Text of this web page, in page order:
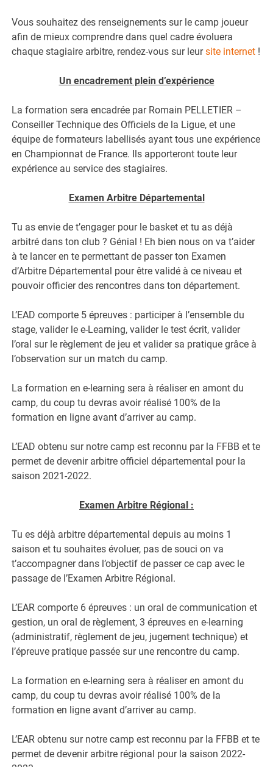
Vous souhaitez des renseignements sur le camp joueur
afin de mieux comprendre dans quel cadre évoluera
chaque stagiaire arbitre, rendez-vous sur leursite internet !
Un encadrement plein d’expérience
La formation sera encadrée par Romain PELLETIER –
Conseiller Technique des Officiels de la Ligue, et une
équipe de formateurs labellisés ayant tous une expérience
en Championnat de France. Ils apporteront toute leur
expérience au service des stagiaires.
Examen Arbitre Départemental
Tu as envie de t’engager pour le basket et tu as déjà
arbitré dans ton club ? Génial ! Eh bien nous on va t’aider
à te lancer en te permettant de passer ton Examen
d’Arbitre Départemental pour être validé à ce niveau et
pouvoir officier des rencontres dans ton département.
L’EAD comporte 5 épreuves : participer à l’ensemble du
stage, valider le e-Learning, valider le test écrit, valider
l’oral sur le règlement de jeu et valider sa pratique grâce à
l’observation sur un match du camp.
La formation en e-learning sera à réaliser en amont du
camp, du coup tu devras avoir réalisé 100% de la
formation en ligne avant d’arriver au camp.
L’EAD obtenu sur notre camp est reconnu par la FFBB et te
permet de devenir arbitre officiel départemental pour la
saison 2021-2022.
Examen Arbitre Régional :
Tu es déjà arbitre départemental depuis au moins 1
saison et tu souhaites évoluer, pas de souci on va
t’accompagner dans l’objectif de passer ce cap avec le
passage de l’Examen Arbitre Régional.
L’EAR comporte 6 épreuves : un oral de communication et
gestion, un oral de règlement, 3 épreuves en e-learning
(administratif, règlement de jeu, jugement technique) et
l’épreuve pratique passée sur une rencontre du camp.
La formation en e-learning sera à réaliser en amont du
camp, du coup tu devras avoir réalisé 100% de la
formation en ligne avant d’arriver au camp.
L’EAR obtenu sur notre camp est reconnu par la FFBB et te
permet de devenir arbitre régional pour la saison 2022-